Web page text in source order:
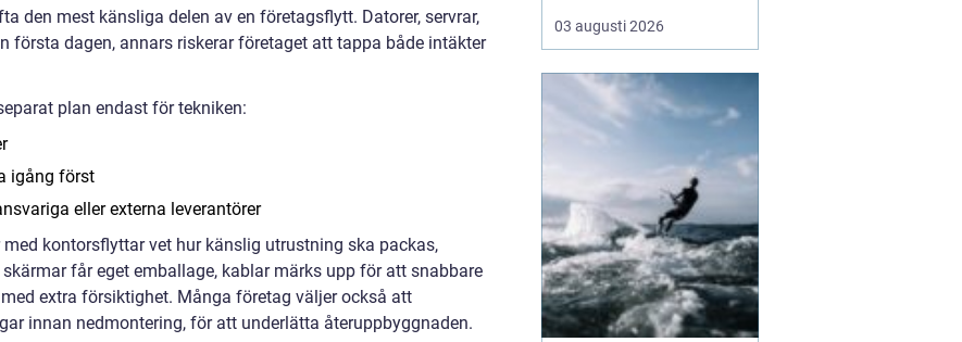
den mest känsliga delen av en företagsflytt. Datorer, servrar,
första dagen, annars riskerar företaget att tappa både intäkter
plan endast för tekniken:
igång först
eller externa leverantörer
kontorsflyttar vet hur känslig utrustning ska packas,
får eget emballage, kablar märks upp för att snabbare
extra försiktighet. Många företag väljer också att
innan nedmontering, för att underlätta återuppbyggnaden.
offentliga miljöer. Ljuset
ska bära rummet, lyfta
skapa lugn, samtidigt
som tekniken behöver
vara säker, diskret och
lätt att underhålla. När
takhöjden är extrem oc...
03 augusti 2026